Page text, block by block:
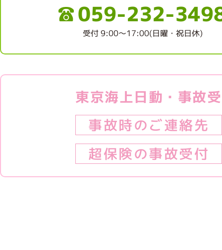
059-232-
受付 9:00～17:00(日曜・祝日休)
東京海上日動・事故
事故時のご連絡先
超保険の事故受付